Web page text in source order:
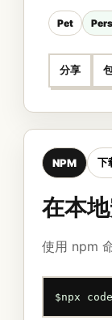
Pet
分享
NPM 下
在本
使用 npm
$npx